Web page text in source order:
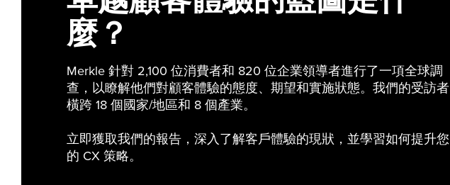
麼？
Merkle 針對 2,100 位消費者和 820 位企業領導者進行了一項全球調
查，以瞭解他們對顧客體驗的態度、期望和實施狀態。我們的受訪者
橫跨 18 個國家/地區和 8 個產業。
立即獲取我們的報告，深入了解客戶體驗的現狀，並學習如何提升您
的 CX 策略。